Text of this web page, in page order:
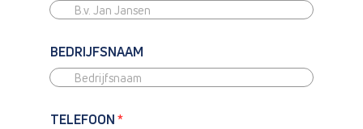
BEDRIJFSNAAM
TELEFOON*